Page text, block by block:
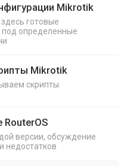
Mikrotik
готовые
под определенные
Mikrotik
скрипты
версии, обсуждение
недостатков